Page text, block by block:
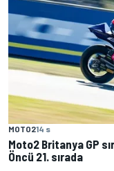
MOTO214 s
Moto2 Britanya GP
Öncü 21. sırada